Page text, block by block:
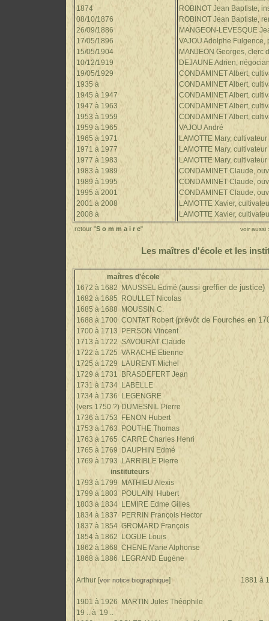
1874
08/10/1876
26/09/1886
17/05/1896
15/05/1904
10/12/1919
19/05/1929
1935 à
1945 à 1947
1947 à 1963
1953 à 1959
1959 à 1965
1965 à 1971
1971 à 1977
1977 à 1983
1983 à 1989
1989 à 1995
1995 à 2001
2001 à 2008
2008 à
ROBINOT Jean Baptiste,
ROBINOT Jean Baptiste,
MANGEON-LEVESQUE
VAJOU Adolphe Fulgence,
MANJEON Georges, clerc
DEJAUNE Adrien,
CONDAMINET Albert,
CONDAMINET Albert,
CONDAMINET Albert,
CONDAMINET Albert,
CONDAMINET Albert,
VAJOU André
LAMOTTE Mary, cultivateur
LAMOTTE Mary, cultivateur
LAMOTTE Mary, cultivateur
CONDAMINET Claude,
CONDAMINET Claude,
CONDAMINET Claude,
LAMOTTE Xavier,
LAMOTTE Xavier,
retour "S o m m a i r e" voir aussi
Les maîtres d'écoleet les
maîtres d'école
1672 à 1682 MAUSSEL Edmé (aussi greffier de justice)
1682 à 1685 ROULLET Nicolas
1685 à 1688 MOUSSIN C.
1688 à 1700 CONTAT Robert(prévôt de Fourches en
1700 à 1713 PERSON Vincent
1713 à 1722 SAVOURAT Claude
1722 à 1725 VARACHE Etienne
1725 à 1729 LAURENT Michel
1729 à 1731 BRASDEFERT Jean
1731 à 1734 LABELLE
1734 à 1736 LEGENGRE
(vers 1750 ?) DUMESNIL Pierre
1736 à 1753 FENON Hubert
1753 à 1763 POUTHE Thomas
1763 à 1765 CARRE Charles Henri
1765 à 1769 DAUPHIN Edmé
1769 à 1793 LARRIBLE Pierre
1793 à 1799 MATHIEU Alexis
1799 à 1803 POULAIN Hubert
1803 à 1834 LEMIRE Edme Gilles
1834 à 1837 PERRIN François Hector
1837 à 1854 GROMARD François
1854 à 1862 LOGUE Louis
1862 à 1868 CHENE Marie Alphonse
1868 à 1886 LEGRAND Eugène
Arthur [voir notice biographique] 1881 à
1901 à 1926 MARTIN Jules Théophile
19 .. à 19 ..